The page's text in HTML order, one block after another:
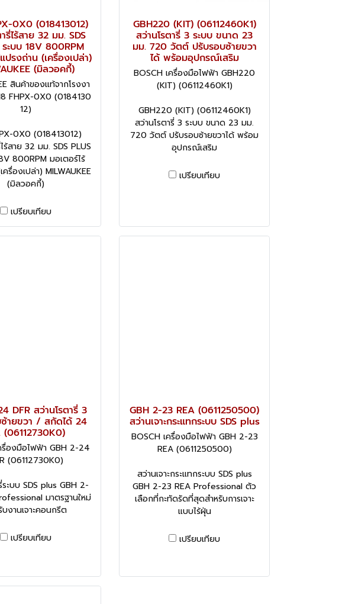
0X0 (018413012)
รี่ไร้สาย 32 มม. SDS
ระบบ 18V 800RPM
ปรงถ่าน (เครื่องเปล่า)
(มิลวอคกี้)
สินค้าของแท้จากโรงงา
FHPX-0X0 (0184130
12)
0X0 (018413012)
ร้สาย 32 มม. SDS PLUS
800RPM มอเตอร์ไร้
รื่องเปล่า) MILWAUKEE
(มิลวอคกี้)
เปรียบเทียบ
GBH220 (KIT) (06112460K1)
สว่านโรตารี่ 3 ระบบ ขนาด 23
มม. 720 วัตต์ ปรับรอบซ้ายขวา
ได้ พร้อมอุปกรณ์เสริม
BOSCH เครื่องมือไฟฟ้า GBH220
(KIT) (06112460K1)
GBH220 (KIT) (06112460K1)
สว่านโรตารี่ 3 ระบบ ขนาด 23 มม.
720 วัตต์ ปรับรอบซ้ายขวาได้ พร้อม
อุปกรณ์เสริม
เปรียบเทียบ
DFR สว่านโรตารี่ 3
ซ้ายขวา / สกัดได้ 24
(06112730K0)
รื่องมือไฟฟ้า GBH 2-24
(06112730K0)
ระบบ SDS plus GBH 2-
มาตรฐานใหม่
บงานเจาะคอนกรีต
เปรียบเทียบ
GBH 2-23 REA (0611250500)
สว่านเจาะกระแทกระบบ SDS plus
BOSCH เครื่องมือไฟฟ้า GBH 2-23
REA (0611250500)
สว่านเจาะกระแทกระบบ SDS plus
GBH 2-23 REA Professional ตัว
เลือกที่กะทัดรัดที่สุดสำหรับการเจาะ
แบบไร้ฝุ่น
เปรียบเทียบ